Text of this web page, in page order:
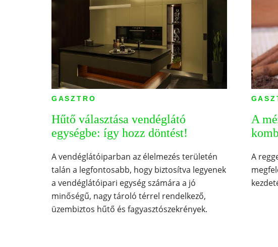
GASZTRO
Hűtő választása vendéglátó
egységbe: így hozz döntést!
A vendéglátóiparban az élelmezés területén
talán a legfontosabb, hogy biztosítva legyenek
a vendéglátóipari egység számára a jó
minőségű, nagy tároló térrel rendelkező,
üzembiztos hűtő és fagyasztószekrények.
A
A